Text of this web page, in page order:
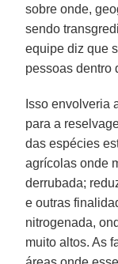
sobre onde,
sendo
equipe diz que
pessoas dentro
Isso envolveria
para a
das espécies
agrícolas onde
derrubada;
e outras
nitrogenada,
muito altos. As